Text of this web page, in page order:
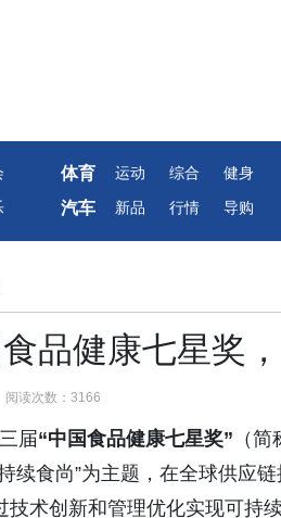
体育 运动 综合 健身
汽车 新品 行情 导购
品健康七星奖
读次数：3166
届“中国食品健康七星奖” （
续食尚”为主题，在全球供应
技术创新和管理优化实现可持